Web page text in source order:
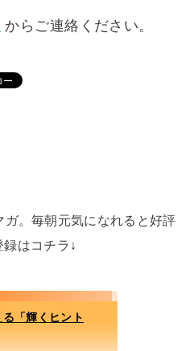
からご連絡ください。
。毎朝元気になれると好評
はコチラ↓
「輝くヒント